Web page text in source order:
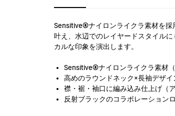
Sensitive®ナイロンライクラ素材を採
叶え、水辺でのレイヤードスタイル
カルな印象を演出します。
Sensitive®ナイロンライクラ素材（
高めのラウンドネック×長袖デザイ
襟・裾・袖口に編み込み仕上げ（
反射ブラックのコラボレーション